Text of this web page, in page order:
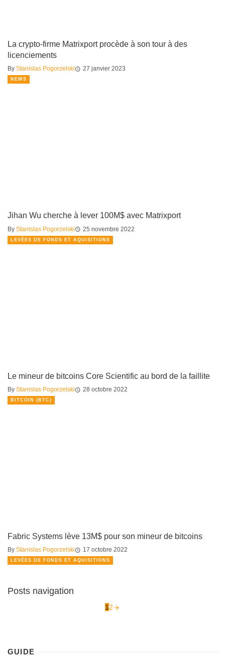
La crypto-firme Matrixport procède à son tour à des
licenciements
By Stanislas Pogorzelski 27 janvier 2023
NEWS
Jihan Wu cherche à lever 100M$ avec Matrixport
By Stanislas Pogorzelski 25 novembre 2022
LEVÉES DE FONDS ET AQUISITIONS
Le mineur de bitcoins Core Scientific au bord de la faillite
By Stanislas Pogorzelski 28 octobre 2022
BITCOIN (BTC)
Fabric Systems lève 13M$ pour son mineur de bitcoins
By Stanislas Pogorzelski 17 octobre 2022
LEVÉES DE FONDS ET AQUISITIONS
Posts navigation
1 2
GUIDE